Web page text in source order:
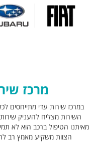
מרכז
במרכז שירות עדי מתייחסים
מאיתנו הטיפול ברכב הוא לא
הצוות משקיע מאמץ רב